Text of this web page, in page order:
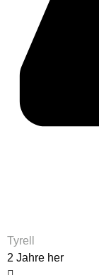
Tyrell
2 Jahre her